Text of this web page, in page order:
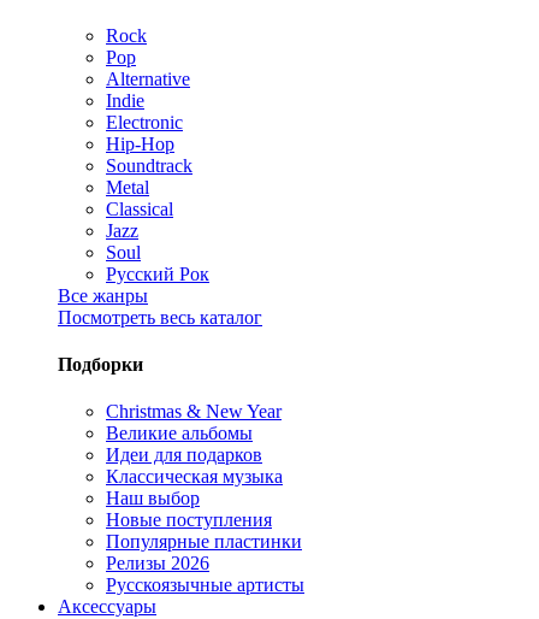
Rock
Pop
Alternative
Indie
Electronic
Hip-Hop
Soundtrack
Metal
Classical
Jazz
Soul
Русский Рок
Все жанры
Посмотреть весь каталог
Подборки
Christmas & New Year
Великие альбомы
Идеи для подарков
Классическая музыка
Наш выбор
Новые поступления
Популярные пластинки
Релизы 2026
Русскоязычные артисты
Аксессуары